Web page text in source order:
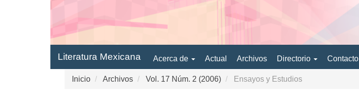
Literatura Mexicana Acerca de Actual Archivos Directorio Contacto
Inicio Archivos Vol. 17 Núm. 2 (2006) Ensayos y Estudios